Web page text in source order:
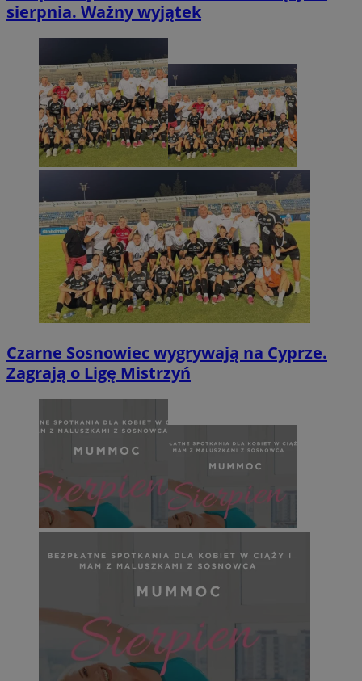
sierpnia. Ważny wyjątek
Czarne Sosnowiec wygrywają na Cyprze.
Zagrają o Ligę Mistrzyń